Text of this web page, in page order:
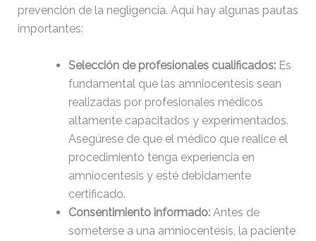
prevención de la negligencia. Aquí hay algunas pautas
importantes:
Selección de profesionales cualificados:Es
fundamental que las amniocentesis sean
realizadas por profesionales médicos
altamente capacitados y experimentados.
Asegúrese de que el médico que realice el
procedimiento tenga experiencia en
amniocentesis y esté debidamente
certificado.
Consentimiento informado:Antes de
someterse a una amniocentesis, la paciente